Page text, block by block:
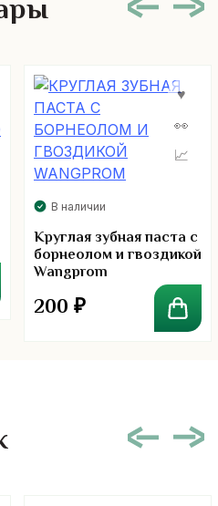
В наличии
Круглая зубная паста с
борнеолом и гвоздикой
Wangprom
200 ₽